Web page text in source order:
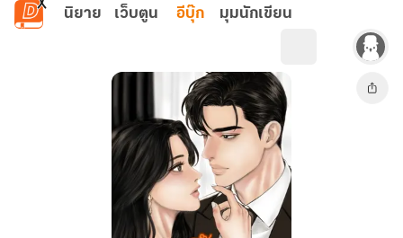
ข้ามไปยังเนื้อหาหลัก
นิยาย เว็บตูน อีบุ๊ก มุมนักเขียน